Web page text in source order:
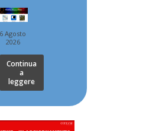
6 Agosto
2026
Continua
a
leggere